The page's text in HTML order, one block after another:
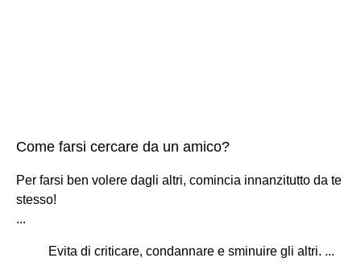
Come farsi cercare da un amico?
Per farsi ben volere dagli altri, comincia innanzitutto da te
stesso!
...
Evita di criticare, condannare e sminuire gli altri. ...